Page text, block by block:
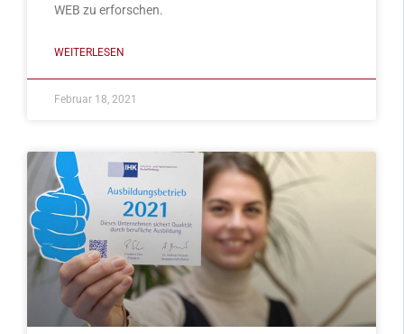
WEB zu erforschen.
WEITERLESEN
Februar 18, 2021